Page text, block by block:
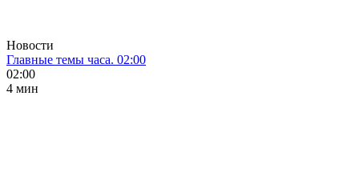
Новости
Главные темы часа. 02:00
02:00
4 мин